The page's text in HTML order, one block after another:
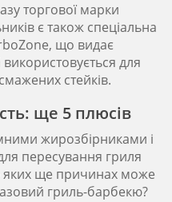
торгової марки
є також спеціальна
що видає
для
стейків.
ще 5 плюсів
жирозбірниками і
пересування гриля
яких ще причинах може
гриль-барбекю?